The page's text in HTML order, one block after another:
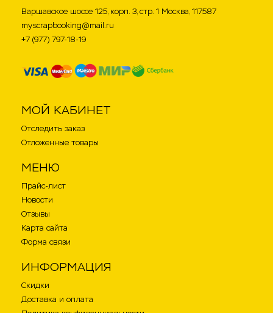
Варшавское шоссе 125, корп. 3, стр. 1 Москва, 117587
myscrapbooking@mail.ru
+7 (977) 797-18-19
МОЙ КАБИНЕТ
Отследить заказ
Отложенные товары
МЕНЮ
Прайс-лист
Новости
Отзывы
Карта сайта
Форма связи
ИНФОРМАЦИЯ
Скидки
Доставка и оплата